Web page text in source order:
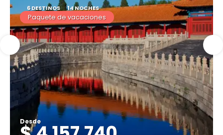
6 DESTINOS 14 NOCHES
Paquete de vacaciones
Desde